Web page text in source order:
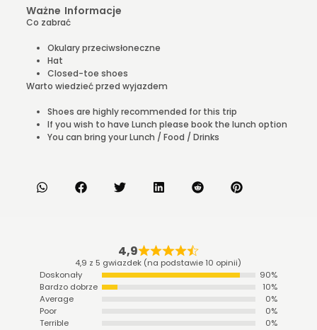
Ważne Informacje
Co zabrać
Okulary przeciwsłoneczne
Hat
Closed-toe shoes
Warto wiedzieć przed wyjazdem
Shoes are highly recommended for this trip
If you wish to have Lunch please book the lunch option
You can bring your Lunch / Food / Drinks
4,9
4,9 z 5 gwiazdek (na podstawie 10 opinii)
Doskonały
90%
Bardzo dobrze
10%
Average
0%
Poor
0%
Terrible
0%